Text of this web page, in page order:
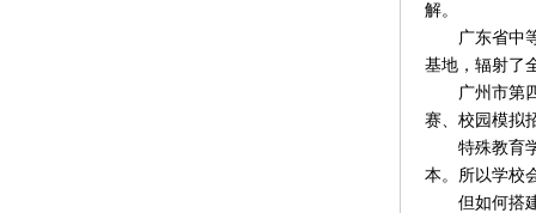
解。
广东省中等
基地，辐射了
广州市第四
赛、校园模拟
特殊教育学
本。所以学校
但如何搭建